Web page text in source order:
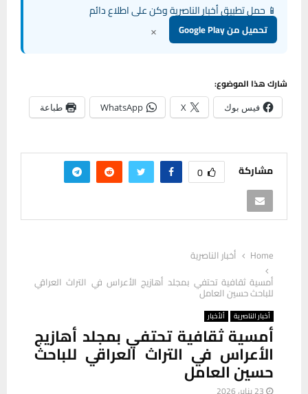
📱 حمل تطبيق أخبار الناصرية وكن على اطلاع دائم
تحميل من Google Play ×
شارك هذا الموضوع:
فيس بوك X
WhatsApp طباعة
مشاركة 0
Home
أخبار الناصرية
أمسية ثقافية تحتفي بمجلد أهازيج الأعراس في التراث العراقي
للباحث حسين العامل
أخبار الناصرية ألأخبار
أمسية ثقافية تحتفي بمجلد أهازيج
الأعراس في التراث العراقي للباحث
حسين العامل
23 يناير، 2026